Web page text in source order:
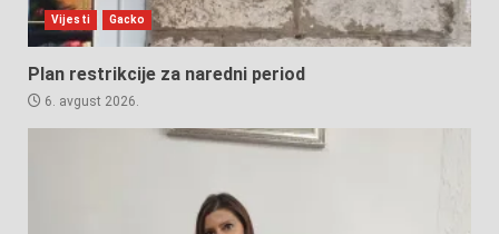
Vijesti Gacko
Plan restrikcije za naredni period
6. avgust 2026.